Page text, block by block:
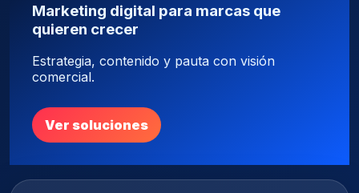
Marketing digital para marcas que
quieren crecer
Estrategia, contenido y pauta con visión
comercial.
Ver soluciones